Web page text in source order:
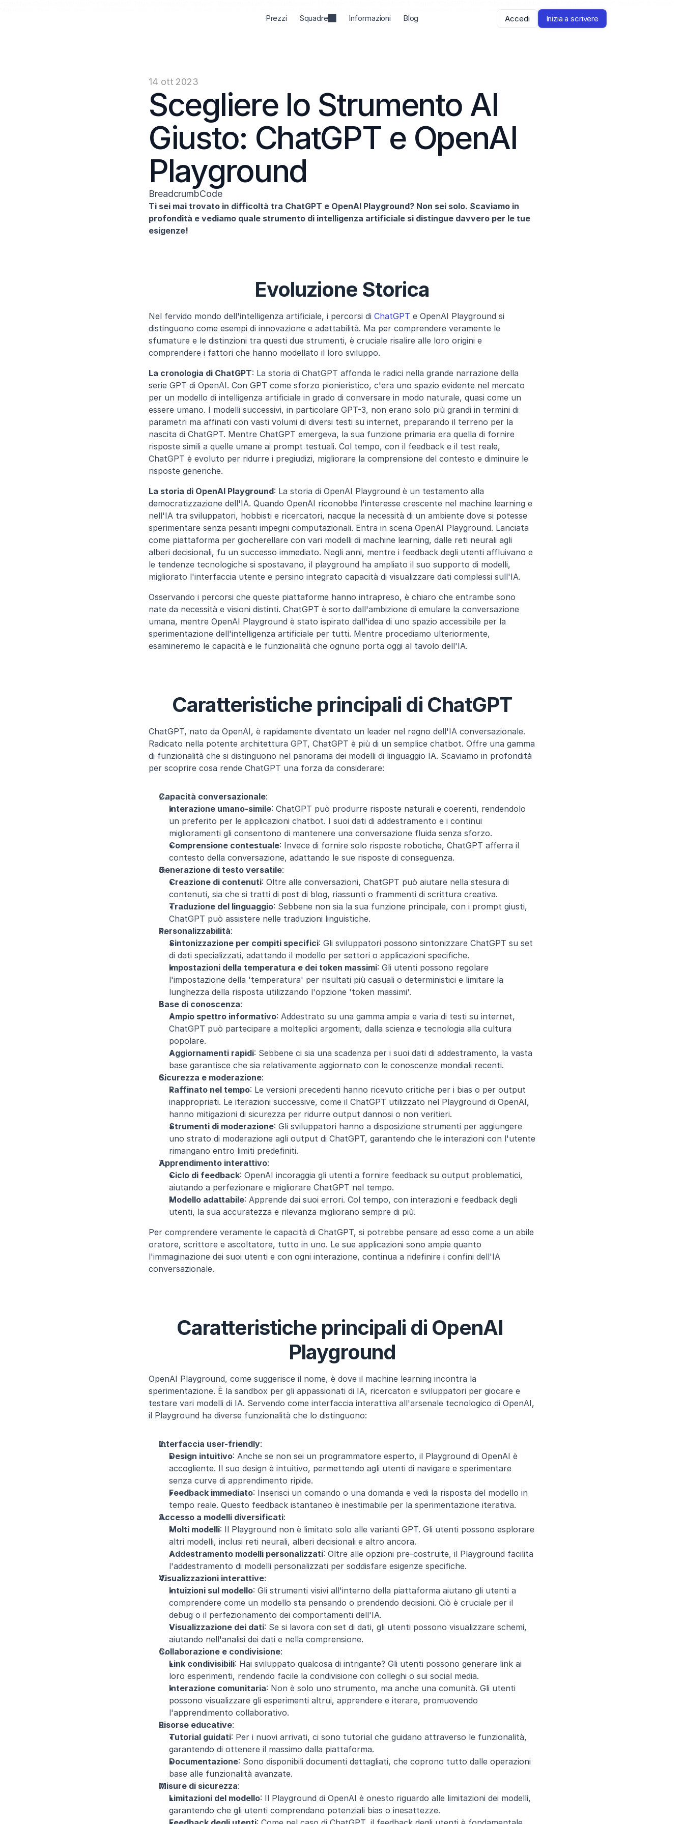
"Alternative", "item": "https://jenni.ai/chat-gpt/alternative" }, { "@type": "ListItem", "position": 3, "name": "OpenAI Playground", "item": "https://jenni.ai/chat-gpt/playground-alternativa-openai" } ] } </script>
14 ott 2023
Scegliere lo Strumento AI
Giusto: ChatGPT e OpenAI
Playground
BreadcrumbCode
Ti sei mai trovato in difficoltà tra ChatGPT e OpenAI Playground? Non sei solo. Scaviamo in
profondità e vediamo quale strumento di intelligenza artificiale si distingue davvero per le tue
esigenze!
Evoluzione Storica
Nel fervido mondo dell'intelligenza artificiale, i percorsi di ChatGPT e OpenAI Playground si
distinguono come esempi di innovazione e adattabilità. Ma per comprendere veramente le
sfumature e le distinzioni tra questi due strumenti, è cruciale risalire alle loro origini e
comprendere i fattori che hanno modellato il loro sviluppo.
La cronologia di ChatGPT: La storia di ChatGPT affonda le radici nella grande narrazione della
serie GPT di OpenAI. Con GPT come sforzo pionieristico, c'era uno spazio evidente nel mercato
per un modello di intelligenza artificiale in grado di conversare in modo naturale, quasi come un
essere umano. I modelli successivi, in particolare GPT-3, non erano solo più grandi in termini di
parametri ma affinati con vasti volumi di diversi testi su internet, preparando il terreno per la
nascita di ChatGPT. Mentre ChatGPT emergeva, la sua funzione primaria era quella di fornire
risposte simili a quelle umane ai prompt testuali. Col tempo, con il feedback e il test reale,
ChatGPT è evoluto per ridurre i pregiudizi, migliorare la comprensione del contesto e diminuire le
risposte generiche.
La storia di OpenAI Playground: La storia di OpenAI Playground è un testamento alla
democratizzazione dell'IA. Quando OpenAI riconobbe l'interesse crescente nel machine learning e
nell'IA tra sviluppatori, hobbisti e ricercatori, nacque la necessità di un ambiente dove si potesse
sperimentare senza pesanti impegni computazionali. Entra in scena OpenAI Playground. Lanciata
come piattaforma per giocherellare con vari modelli di machine learning, dalle reti neurali agli
alberi decisionali, fu un successo immediato. Negli anni, mentre i feedback degli utenti affluivano e
le tendenze tecnologiche si spostavano, il playground ha ampliato il suo supporto di modelli,
migliorato l'interfaccia utente e persino integrato capacità di visualizzare dati complessi sull'IA.
Osservando i percorsi che queste piattaforme hanno intrapreso, è chiaro che entrambe sono
nate da necessità e visioni distinti. ChatGPT è sorto dall'ambizione di emulare la conversazione
umana, mentre OpenAI Playground è stato ispirato dall'idea di uno spazio accessibile per la
sperimentazione dell'intelligenza artificiale per tutti. Mentre procediamo ulteriormente,
esamineremo le capacità e le funzionalità che ognuno porta oggi al tavolo dell'IA.
Caratteristiche principali di ChatGPT
ChatGPT, nato da OpenAI, è rapidamente diventato un leader nel regno dell'IA conversazionale.
Radicato nella potente architettura GPT, ChatGPT è più di un semplice chatbot. Offre una gamma
di funzionalità che si distinguono nel panorama dei modelli di linguaggio IA. Scaviamo in profondità
per scoprire cosa rende ChatGPT una forza da considerare:
Capacità conversazionale:
Interazione umano-simile: ChatGPT può produrre risposte naturali e coerenti, rendendolo
un preferito per le applicazioni chatbot. I suoi dati di addestramento e i continui
miglioramenti gli consentono di mantenere una conversazione fluida senza sforzo.
Comprensione contestuale: Invece di fornire solo risposte robotiche, ChatGPT afferra il
contesto della conversazione, adattando le sue risposte di conseguenza.
Generazione di testo versatile:
Creazione di contenuti: Oltre alle conversazioni, ChatGPT può aiutare nella stesura di
contenuti, sia che si tratti di post di blog, riassunti o frammenti di scrittura creativa.
Traduzione del linguaggio: Sebbene non sia la sua funzione principale, con i prompt giusti,
ChatGPT può assistere nelle traduzioni linguistiche.
Personalizzabilità:
Sintonizzazione per compiti specifici: Gli sviluppatori possono sintonizzare ChatGPT su set
di dati specializzati, adattando il modello per settori o applicazioni specifiche.
Impostazioni della temperatura e dei token massimi: Gli utenti possono regolare
l'impostazione della 'temperatura' per risultati più casuali o deterministici e limitare la
lunghezza della risposta utilizzando l'opzione 'token massimi'.
Base di conoscenza:
Ampio spettro informativo: Addestrato su una gamma ampia e varia di testi su internet,
ChatGPT può partecipare a molteplici argomenti, dalla scienza e tecnologia alla cultura
popolare.
Aggiornamenti rapidi: Sebbene ci sia una scadenza per i suoi dati di addestramento, la vasta
base garantisce che sia relativamente aggiornato con le conoscenze mondiali recenti.
Sicurezza e moderazione:
Raffinato nel tempo: Le versioni precedenti hanno ricevuto critiche per i bias o per output
inappropriati. Le iterazioni successive, come il ChatGPT utilizzato nel Playground di OpenAI,
hanno mitigazioni di sicurezza per ridurre output dannosi o non veritieri.
Strumenti di moderazione: Gli sviluppatori hanno a disposizione strumenti per aggiungere
uno strato di moderazione agli output di ChatGPT, garantendo che le interazioni con l'utente
rimangano entro limiti predefiniti.
Apprendimento interattivo:
Ciclo di feedback: OpenAI incoraggia gli utenti a fornire feedback su output problematici,
aiutando a perfezionare e migliorare ChatGPT nel tempo.
Modello adattabile: Apprende dai suoi errori. Col tempo, con interazioni e feedback degli
utenti, la sua accuratezza e rilevanza migliorano sempre di più.
Per comprendere veramente le capacità di ChatGPT, si potrebbe pensare ad esso come a un abile
oratore, scrittore e ascoltatore, tutto in uno. Le sue applicazioni sono ampie quanto
l'immaginazione dei suoi utenti e con ogni interazione, continua a ridefinire i confini dell'IA
conversazionale.
Caratteristiche principali di OpenAI
Playground
OpenAI Playground, come suggerisce il nome, è dove il machine learning incontra la
sperimentazione. È la sandbox per gli appassionati di IA, ricercatori e sviluppatori per giocare e
testare vari modelli di IA. Servendo come interfaccia interattiva all'arsenale tecnologico di OpenAI,
il Playground ha diverse funzionalità che lo distinguono:
Interfaccia user-friendly:
Design intuitivo: Anche se non sei un programmatore esperto, il Playground di OpenAI è
accogliente. Il suo design è intuitivo, permettendo agli utenti di navigare e sperimentare
senza curve di apprendimento ripide.
Feedback immediato: Inserisci un comando o una domanda e vedi la risposta del modello in
tempo reale. Questo feedback istantaneo è inestimabile per la sperimentazione iterativa.
Accesso a modelli diversificati:
Molti modelli: Il Playground non è limitato solo alle varianti GPT. Gli utenti possono esplorare
altri modelli, inclusi reti neurali, alberi decisionali e altro ancora.
Addestramento modelli personalizzati: Oltre alle opzioni pre-costruite, il Playground facilita
l'addestramento di modelli personalizzati per soddisfare esigenze specifiche.
Visualizzazioni interattive:
Intuizioni sul modello: Gli strumenti visivi all'interno della piattaforma aiutano gli utenti a
comprendere come un modello sta pensando o prendendo decisioni. Ciò è cruciale per il
debug o il perfezionamento dei comportamenti dell'IA.
Visualizzazione dei dati: Se si lavora con set di dati, gli utenti possono visualizzare schemi,
aiutando nell'analisi dei dati e nella comprensione.
Collaborazione e condivisione:
Link condivisibili: Hai sviluppato qualcosa di intrigante? Gli utenti possono generare link ai
loro esperimenti, rendendo facile la condivisione con colleghi o sui social media.
Interazione comunitaria: Non è solo uno strumento, ma anche una comunità. Gli utenti
possono visualizzare gli esperimenti altrui, apprendere e iterare, promuovendo
l'apprendimento collaborativo.
Risorse educative:
Tutorial guidati: Per i nuovi arrivati, ci sono tutorial che guidano attraverso le funzionalità,
garantendo di ottenere il massimo dalla piattaforma.
Documentazione: Sono disponibili documenti dettagliati, che coprono tutto dalle operazioni
base alle funzionalità avanzate.
Misure di sicurezza:
Limitazioni del modello: Il Playground di OpenAI è onesto riguardo alle limitazioni dei modelli,
garantendo che gli utenti comprendano potenziali bias o inesattezze.
Prezzi Squadre Informazioni Blog Accedi Inizia a scrivere